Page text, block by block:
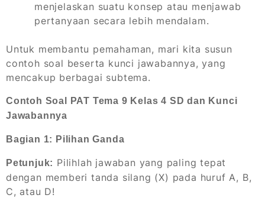
menjelaskan suatu konsep atau menjawab
pertanyaan secara lebih mendalam.
Untuk membantu pemahaman, mari kita susun
contoh soal beserta kunci jawabannya, yang
mencakup berbagai subtema.
Contoh Soal PAT Tema 9 Kelas 4 SD dan Kunci
Jawabannya
Bagian 1: Pilihan Ganda
Petunjuk: Pilihlah jawaban yang paling tepat
dengan memberi tanda silang (X) pada huruf A, B,
C, atau D!